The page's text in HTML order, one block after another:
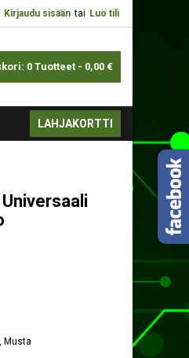
Kirjaudu sisään tai Luo tili
0 Tuotteet - 0,00 €
LAHJAKORTTI
Musta